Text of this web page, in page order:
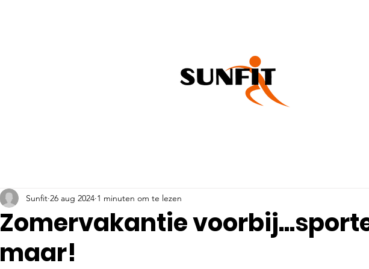
Zomervakantie
maar!
Sunfit 26 aug 2024 1 minuten om te lezen